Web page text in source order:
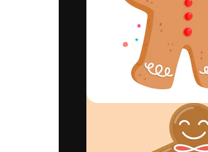
Copyright © 2010-